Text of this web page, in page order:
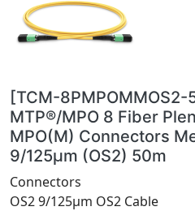
[TCM-
MTP®/MPO 8 Fiber
MPO(M) Connectors
9/125μm (OS2) 50m
Connectors
OS2 9/125μm OS2 Cable